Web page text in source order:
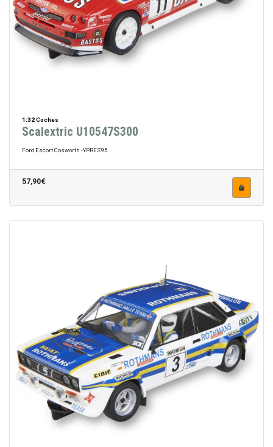
1:32 Coches
Scalextric U10547S300
Ford Escort Cosworth -YPRES'95
57,90€